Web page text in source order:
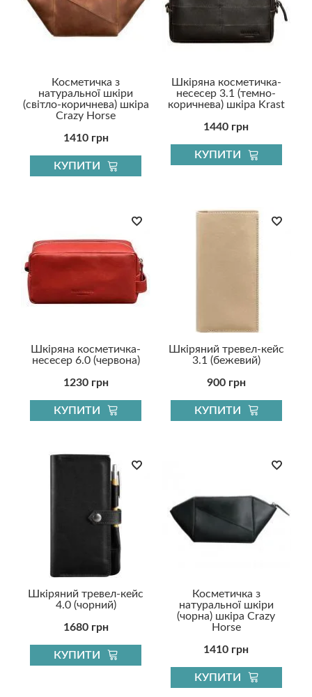
Косметичка з
натуральної шкіри
(світло-коричнева) шкіра
Crazy Horse
1410 грн
КУПИТИ
Шкіряна косметичка-
несесер 3.1 (темно-
коричнева) шкіра Krast
1440 грн
КУПИТИ
Шкіряна косметичка-
несесер 6.0 (червона)
1230 грн
КУПИТИ
Шкіряний тревел-кейс
3.1 (бежевий)
900 грн
КУПИТИ
Шкіряний тревел-кейс
4.0 (чорний)
1680 грн
КУПИТИ
Косметичка з
натуральної шкіри
(чорна) шкіра Crazy
Horse
1410 грн
КУПИТИ